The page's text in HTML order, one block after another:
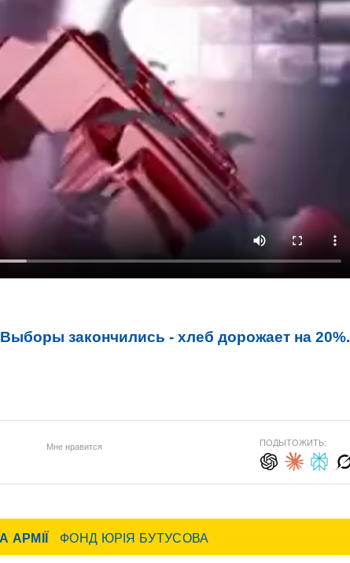
Выборы закончились - хлеб дорожает на 20%.
Мне нравится ПОДЫТОЖИТЬ: